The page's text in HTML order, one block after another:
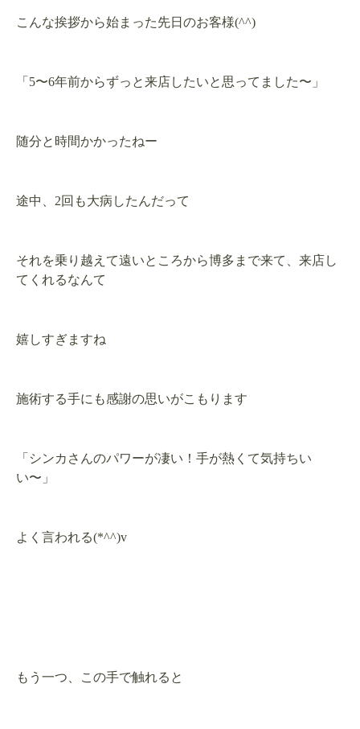
こんな挨拶から始まった先日のお客様(^^)
「5〜6年前からずっと来店したいと思ってました〜」
随分と時間かかったねー
途中、2回も大病したんだって
それを乗り越えて遠いところから博多まで来て、来店し
てくれるなんて
嬉しすぎますね
施術する手にも感謝の思いがこもります
「シンカさんのパワーが凄い！手が熱くて気持ちい
い〜」
よく言われる(*^^)v
もう一つ、この手で触れると